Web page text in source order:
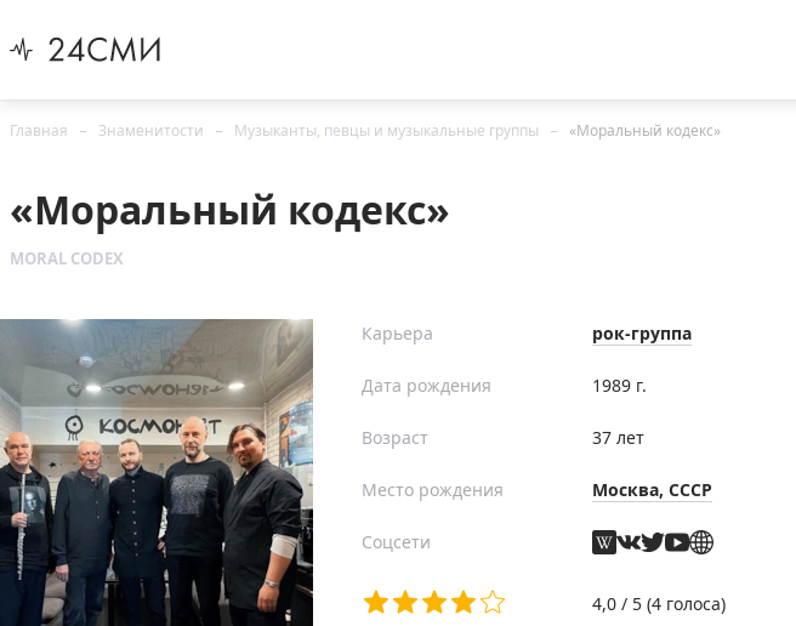
Главная Знаменитости Музыканты, певцы и музыкальные группы «Моральный кодекс»
«Моральный кодекс»
MORAL CODEX
Карьера рок-группа
Дата рождения 1989 г.
Возраст 37 лет
Место рождения Москва, СССР
Соцсети
4,0 / 5 (4 голоса)